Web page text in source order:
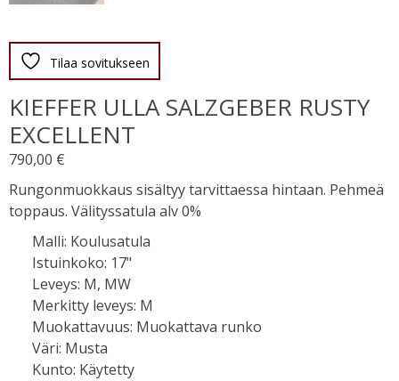
Tilaa sovitukseen
KIEFFER ULLA SALZGEBER RUSTY
EXCELLENT
790,00 €
Rungonmuokkaus sisältyy tarvittaessa hintaan. Pehmeä
toppaus. Välityssatula alv 0%
Malli: Koulusatula
Istuinkoko: 17"
Leveys: M, MW
Merkitty leveys: M
Muokattavuus: Muokattava runko
Väri: Musta
Kunto: Käytetty